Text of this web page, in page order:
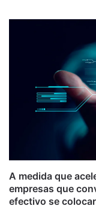
A medida que
empresas que
efectivo se